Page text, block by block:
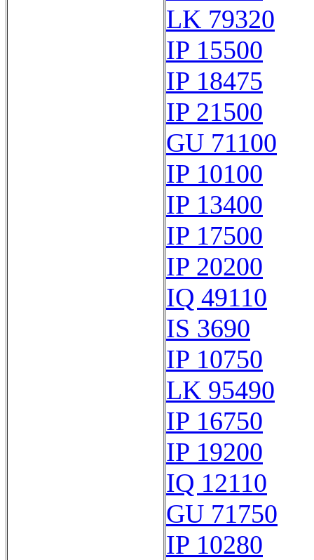
LK 79320
IP 15500
IP 18475
IP 21500
GU 71100
IP 10100
IP 13400
IP 17500
IP 20200
IQ 49110
IS 3690
IP 10750
LK 95490
IP 16750
IP 19200
IQ 12110
GU 71750
IP 10280